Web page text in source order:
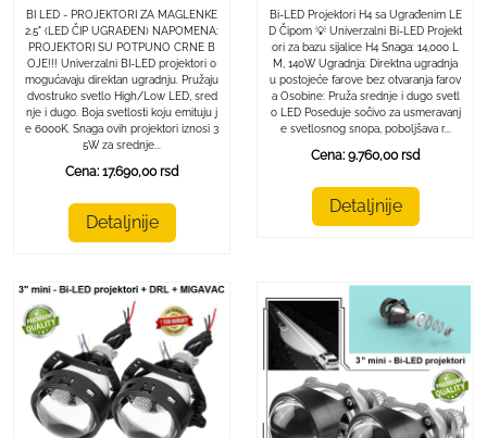
BI LED - PROJEKTORI ZA MAGLENKE
2.5" (LED ČIP UGRAĐEN) NAPOMENA:
PROJEKTORI SU POTPUNO CRNE B
OJE!!! Univerzalni BI-LED projektori o
mogućavaju direktan ugradnju. Pružaju
dvostruko svetlo High/Low LED, sred
nje i dugo. Boja svetlosti koju emituju j
e 6000K. Snaga ovih projektori iznosi 3
5W za srednje...
Cena: 17.690,00 rsd
Detaljnije
Bi-LED Projektori H4 sa Ugrađenim LE
D Čipom 💡 Univerzalni Bi-LED Projekt
ori za bazu sijalice H4 Snaga: 14,000 L
M, 140W Ugradnja: Direktna ugradnja
u postojeće farove bez otvaranja farov
a Osobine: Pruža srednje i dugo svetl
o LED Poseduje sočivo za usmeravanj
e svetlosnog snopa, poboljšava r...
Cena: 9.760,00 rsd
Detaljnije